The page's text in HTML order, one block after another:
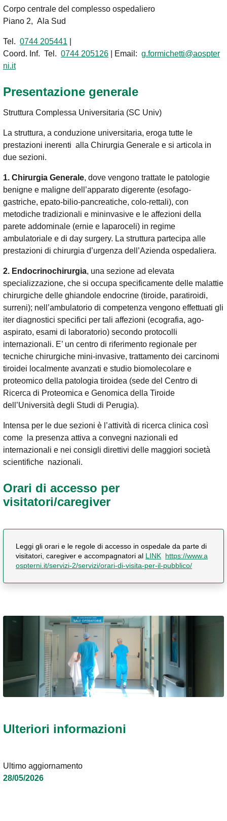
Corpo centrale del complesso ospedaliero
Piano 2, Ala Sud
Tel. 0744 205441
Coord. Inf. Tel. 0744 205126 | Email: g.formichetti@aospter
ni.it
Presentazione generale
Struttura Complessa Universitaria (SC Univ)
La struttura, a conduzione universitaria, eroga tutte le
prestazioni inerenti alla Chirurgia Generale e si articola in
due sezioni.
1. Chirurgia Generale, dove vengono trattate le patologie
benigne e maligne dell’apparato digerente (esofago-
gastriche, epato-bilio-pancreatiche, colo-rettali), con
metodiche tradizionali e mininvasive e le affezioni della
parete addominale (ernie e laparoceli) in regime
ambulatoriale e di day surgery. La struttura partecipa alle
prestazioni di chirurgia d’urgenza dell’Azienda ospedaliera.
2. Endocrinochirurgia, una sezione ad elevata
specializzazione, che si occupa specificamente delle malattie
chirurgiche delle ghiandole endocrine (tiroide, paratiroidi,
surreni); nell’ambulatorio di competenza vengono effettuati gli
iter diagnostici specifici per tali affezioni (ecografia, ago-
aspirato, esami di laboratorio) secondo protocolli
internazionali. E’ un centro di riferimento regionale per
tecniche chirurgiche mini-invasive, trattamento dei carcinomi
tiroidei localmente avanzati e studio biomolecolare e
proteomico della patologia tiroidea (sede del Centro di
Ricerca di Proteomica e Genomica della Tiroide
dell’Università degli Studi di Perugia).
Intensa per le due sezioni è l’attività di ricerca clinica così
come la presenza attiva a convegni nazionali ed
internazionali e nei consigli direttivi delle maggiori società
scientifiche nazionali.
Orari di accesso per
visitatori/caregiver
Leggi gli orari e le regole di accesso in ospedale da parte di
visitatori, caregiver e accompagnatori al LINK https://www.a
ospterni.it/servizi-2/servizi/orari-di-visita-per-il-pubblico/
Ulteriori informazioni
Ultimo aggiornamento
28/05/2026